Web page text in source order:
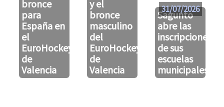
bronce
para
España en
el
EuroHockeyU21
de
Valencia
y el
bronce
masculino
del
EuroHockeyU21
de
Valencia
Sagunto
abre las
inscripciones
de sus
escuelas
municipales
31/07/2026